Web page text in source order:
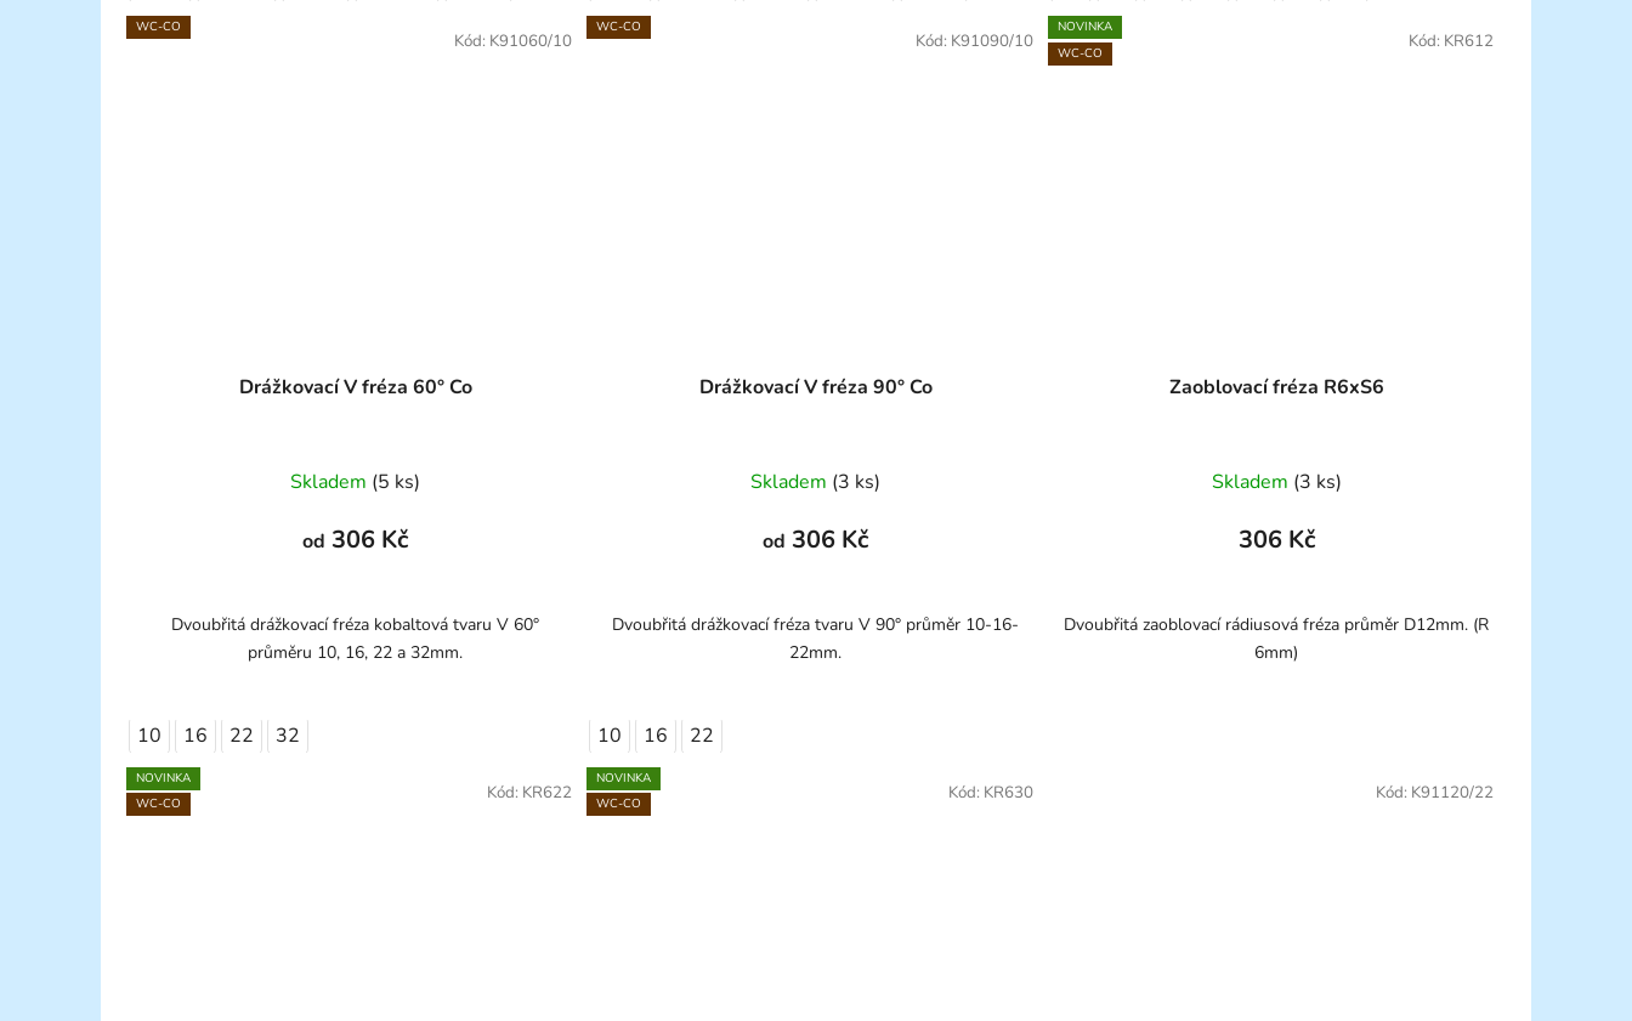
WC-CO
Drážkovací V fréza 60° Co
Skladem (5 ks)
od 306 Kč
Dvoubřitá drážkovací fréza kobaltová tvaru V 60°
průměru 10, 16, 22 a 32mm.
10 16 22 32
Kód: K91060/10
WC-CO
Drážkovací V fréza 90° Co
Skladem (3 ks)
od 306 Kč
Dvoubřitá drážkovací fréza tvaru V 90° průměr 10-16-
22mm.
10 16 22
Kód: K91090/10
NOVINKA
WC-CO
Zaoblovací fréza R6xS6
Skladem (3 ks)
306 Kč
Dvoubřitá zaoblovací rádiusová fréza průměr D12mm. (R
6mm)
Kód: KR612
NOVINKA
WC-CO
Kód: KR622
NOVINKA
WC-CO
Kód: KR630 Kód: K91120/22